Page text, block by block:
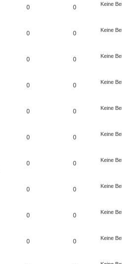
0 0 Keine
0 0 Keine
0 0 Keine
0 0 Keine
0 0 Keine
0 0 Keine
0 0 Keine
0 0 Keine
0 0 Keine
0 0 Keine